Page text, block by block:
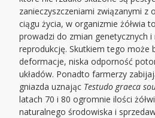
zanieczyszczeniami związanymi z
ciągu życia, w organizmie żółwia
prowadzi do zmian genetycznych i
reprodukcję. Skutkiem tego może
deformacje, niska odporność
układów. Ponadto farmerzy
gniazda uznając Testudo graeca
latach 70 i 80 ogromnie ilości
naturalnego środowiska i